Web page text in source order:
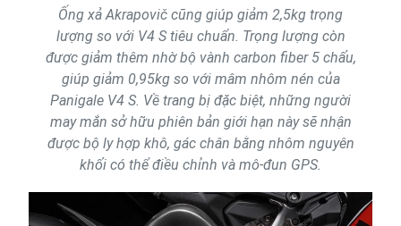
Ống xả Akrapovič cũng giúp giảm 2,5kg trọng
lượng so với V4 S tiêu chuẩn. Trọng lượng còn
được giảm thêm nhờ bộ vành carbon fiber 5 chấu,
giúp giảm 0,95kg so với mâm nhôm nén của
Panigale V4 S. Về trang bị đặc biệt, những người
may mắn sở hữu phiên bản giới hạn này sẽ nhận
được bộ ly hợp khô, gác chân bằng nhôm nguyên
khối có thể điều chỉnh và mô-đun GPS.